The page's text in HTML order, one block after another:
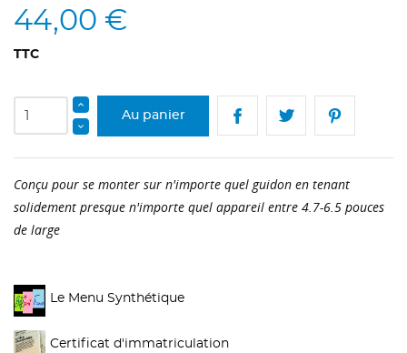
44,00 €
TTC
Au panier
Conçu pour se monter sur n'importe quel guidon en tenant
solidement presque n'importe quel appareil entre 4.7-6.5 pouces
de large
Le Menu Synthétique
Certificat d'immatriculation